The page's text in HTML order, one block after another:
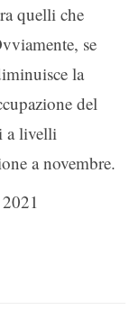
quelli che
se
la
del
a livelli
a novembre.